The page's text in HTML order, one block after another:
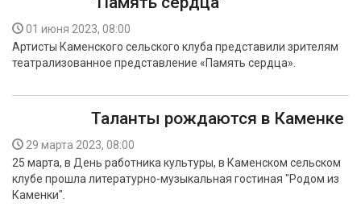
01 июня 2023, 08:00
Артисты Каменского сельского клуба представили зрителям
театрализованное представление «Память сердца».
Таланты рождаются в Каменке
29 марта 2023, 08:00
25 марта, в День работника культуры, в Каменском сельском
клубе прошла литературно-музыкальная гостиная "Родом из
Каменки".